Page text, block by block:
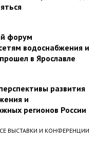
форум
водоснабжения и
в Ярославле
развития
и
регионов России
ВЫСТАВКИ И КОНФЕРЕНЦИИ